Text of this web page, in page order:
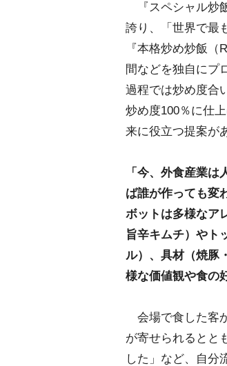
『スペシャル炒
誇り、「世界で最
『本格炒め炒飯
間などを独自にプ
過程では炒め度合
炒め度100％に仕
来に役立つ提案が
「今、外食産業
ば誰が作っても変
ボットは多様なア
旨辛キムチ）やト
ル）、具材（焼豚
様な価値観や食の
会場で食した客
が寄せられるとと
した」など、自分